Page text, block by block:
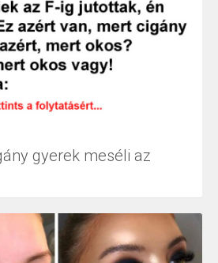
gyerek meséli az